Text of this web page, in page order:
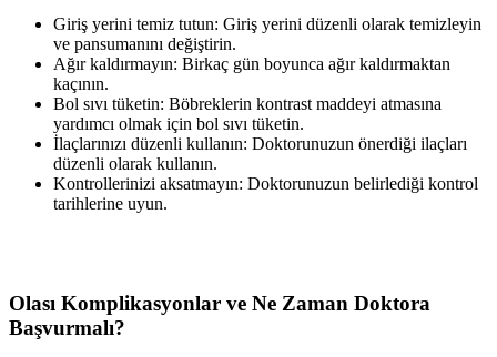
Giriş yerini temiz tutun: Giriş yerini düzenli olarak temizleyin
ve pansumanını değiştirin.
Ağır kaldırmayın: Birkaç gün boyunca ağır kaldırmaktan
kaçının.
Bol sıvı tüketin: Böbreklerin kontrast maddeyi atmasına
yardımcı olmak için bol sıvı tüketin.
İlaçlarınızı düzenli kullanın: Doktorunuzun önerdiği ilaçları
düzenli olarak kullanın.
Kontrollerinizi aksatmayın: Doktorunuzun belirlediği kontrol
tarihlerine uyun.
Olası Komplikasyonlar ve Ne Zaman Doktora
Başvurmalı?